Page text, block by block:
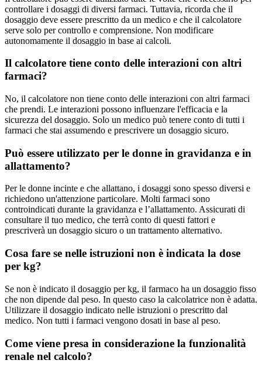
controllare i dosaggi di diversi farmaci. Tuttavia, ricorda che il
dosaggio deve essere prescritto da un medico e che il calcolatore
serve solo per controllo e comprensione. Non modificare
autonomamente il dosaggio in base ai calcoli.
Il calcolatore tiene conto delle interazioni con altri
farmaci?
No, il calcolatore non tiene conto delle interazioni con altri farmaci
che prendi. Le interazioni possono influenzare l'efficacia e la
sicurezza del dosaggio. Solo un medico può tenere conto di tutti i
farmaci che stai assumendo e prescrivere un dosaggio sicuro.
Può essere utilizzato per le donne in gravidanza e in
allattamento?
Per le donne incinte e che allattano, i dosaggi sono spesso diversi e
richiedono un'attenzione particolare. Molti farmaci sono
controindicati durante la gravidanza e l’allattamento. Assicurati di
consultare il tuo medico, che terrà conto di questi fattori e
prescriverà un dosaggio sicuro o un trattamento alternativo.
Cosa fare se nelle istruzioni non è indicata la dose
per kg?
Se non è indicato il dosaggio per kg, il farmaco ha un dosaggio fisso
che non dipende dal peso. In questo caso la calcolatrice non è adatta.
Utilizzare il dosaggio indicato nelle istruzioni o prescritto dal
medico. Non tutti i farmaci vengono dosati in base al peso.
Come viene presa in considerazione la funzionalità
renale nel calcolo?